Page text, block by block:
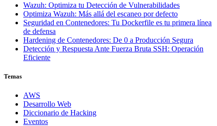
Wazuh: Optimiza tu Detección de Vulnerabilidades
Optimiza Wazuh: Más allá del escaneo por defecto
Seguridad en Contenedores: Tu Dockerfile es tu primera línea
de defensa
Hardening de Contenedores: De 0 a Producción Segura
Detección y Respuesta Ante Fuerza Bruta SSH: Operación
Eficiente
Temas
AWS
Desarrollo Web
Diccionario de Hacking
Eventos